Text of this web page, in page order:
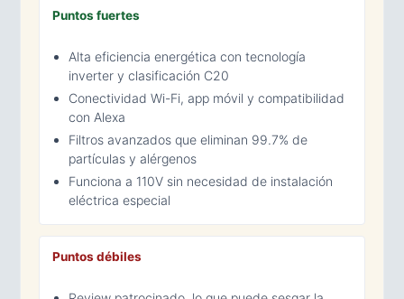
Puntos fuertes
Alta eficiencia energética con tecnología
inverter y clasificación C20
Conectividad Wi-Fi, app móvil y compatibilidad
con Alexa
Filtros avanzados que eliminan 99.7% de
partículas y alérgenos
Funciona a 110V sin necesidad de instalación
eléctrica especial
Puntos débiles